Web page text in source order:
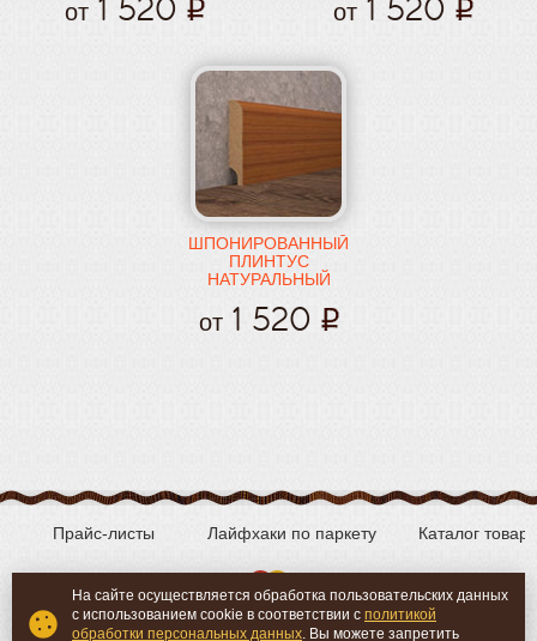
от1 520 от1 520
ШПОНИРОВАННЫЙ
ПЛИНТУС
НАТУРАЛЬНЫЙ
от1 520
Лайфхаки по паркету Каталог
Прайс-листы
ВконтактеYouTube
На сайте осуществляется обработка пользовательских данных
с использованием cookie в соответствии с политикой
обработки персональных данных. Вы можете запретить